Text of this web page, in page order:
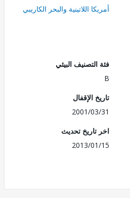
أمريكا اللاتينية والبحر الكاريبي
فئة التصنيف البيئي
تاريخ الإقفال
2001/03/31
اخر تاريخ تحديث
2013/01/15